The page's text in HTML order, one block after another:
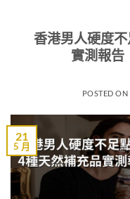
香港男人硬度
實測報告
POSTED ON
21
5 月